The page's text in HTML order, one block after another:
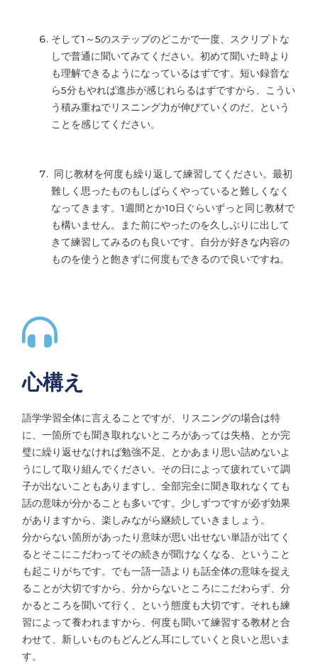
そして1～5のステップのどこかで一度、スクリプトな
しで普通に聞いてみてください。初めて聞いた時より
も理解できるようになっているはずです。短い録音な
ら5分もやれば進歩が感じれらるはずですから、こうい
う積み重ねでリスニング力が伸びていくのだ、という
ことを感じてください。
同じ教材を何度も繰り返して練習してください。最初
難しく思ったものもしばらくやっていると難しくなく
なってきます。1週間とか10日ぐらいずっと同じ教材で
も構いません。また前にやったのを久しぶりに出して
きて練習してみるのも良いです。自分が好きな内容の
ものを使うと飽きずに何度もできるので良いですね。
心構え
語学学習全体に言えることですが、リスニングの場合は特
に、一箇所でも聞き取れないところがあっては失格、とか完
璧に繰り返せなければ勉強不足、とかあまり思い詰めないよ
うにして取り組んでください。その日によって疲れていて調
子が出ないこともありますし、全部完全に聞き取れなくても
話の意味が分かることも多いです。少しずつですが必ず効果
がありますから、楽しみながら継続していきましょう。
分からない箇所があったり意味が思い出せない単語が出てく
るとそこにこだわってその続きが聞けなくなる、ということ
も起こりがちです。でも一語一語よりも話全体の意味を捉え
ることが大切ですから、分からないところにこだわらず、分
かるところを聞いて行く、という態度も大切です。それも練
習によって養われますから、何度も聞いて練習する教材と合
わせて、新しいものもどんどん耳にしていくと良いと思いま
す。